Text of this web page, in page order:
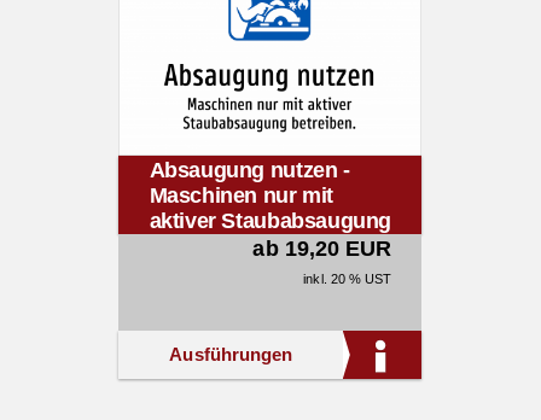
Absaugung nutzen -
Maschinen nur mit
aktiver Staubabsaugung
ab 19,20 EUR
inkl. 20 % UST
Ausführungen